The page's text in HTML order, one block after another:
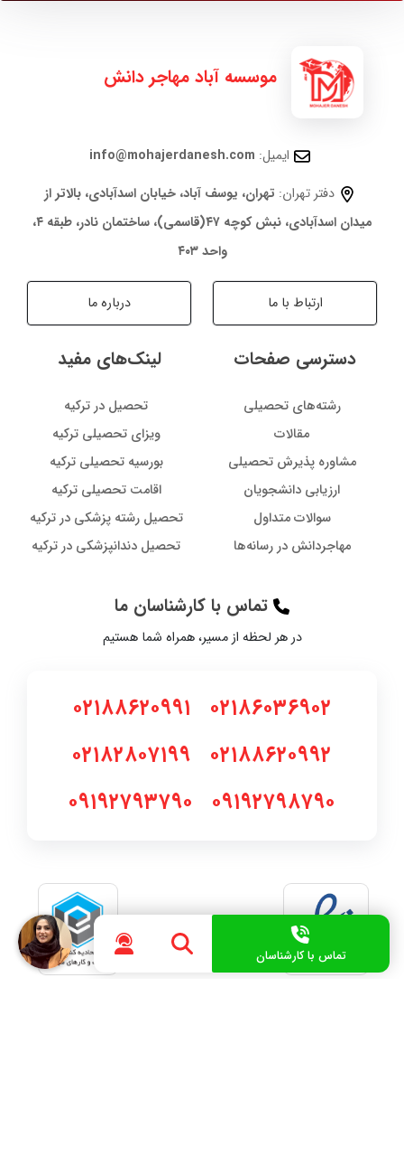
تماس با کارشناسان
موسسه آباد مهاجر دانش
ایمیل: info@mohajerdanesh.com
دفتر تهران: تهران، یوسف آباد، خیابان اسدآبادی، بالاتر از
میدان اسدآبادی، نبش کوچه ۴۷(قاسمی)، ساختمان نادر، طبقه ۴،
واحد ۴۰۳
ارتباط با ما درباره ما
دسترسی صفحات
رشته‌های تحصیلی
مقالات
مشاوره پذیرش تحصیلی
ارزیابی دانشجویان
سوالات متداول
مهاجردانش در رسانه‌ها
لینک‌های مفید
تحصیل در ترکیه
ویزای تحصیلی ترکیه
بورسیه تحصیلی ترکیه
اقامت تحصیلی ترکیه
تحصیل رشته پزشکی در ترکیه
تحصیل دندانپزشکی در ترکیه
تماس با کارشناسان ما
در هر لحظه از مسیر، همراه شما هستیم
۰۲۱۸۶۰۳۶۹۰۲
۰۲۱۸۸۶۲۰۹۹۱
۰۲۱۸۸۶۲۰۹۹۲
۰۲۱۸۲۸۰۷۱۹۹
۰۹۱۹۲۷۹۸۷۹۰
۰۹۱۹۲۷۹۳۷۹۰